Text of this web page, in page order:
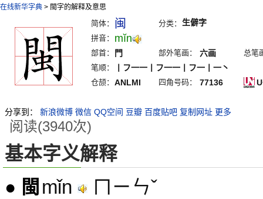
在线新华字典 > 閩字的解释及意思
简体： 闽 分类： 生僻字
拼音： mĭn
部首： 門 部外笔画： 六画
总笔
笔顺：
丨フ一一丨フ一一丨フ一丨一丶
仓颉： ANLMI 四角号码： 77136
分享到： 新浪微博 微信 QQ空间 豆瓣 百度贴吧 复制网址 更多
阅读(3940次)
基本字义解释
● 閩 mǐn ㄇㄧㄣˇ